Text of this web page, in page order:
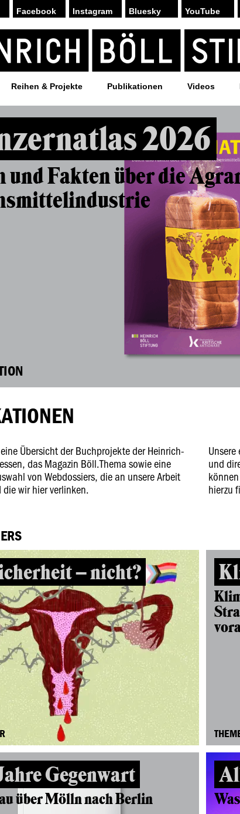
Facebook Instagram Bluesky YouTube
Reihen & Projekte Publikationen Videos
2026
und Fakten über die
Übersicht der Buchprojekte der Heinrich-
das Magazin Böll.Thema sowie eine
von Webdossiers, die an unsere Arbeit
wir hier verlinken.
und
hierzu
– nicht?
Gegenwart
über Mölln nach Berlin